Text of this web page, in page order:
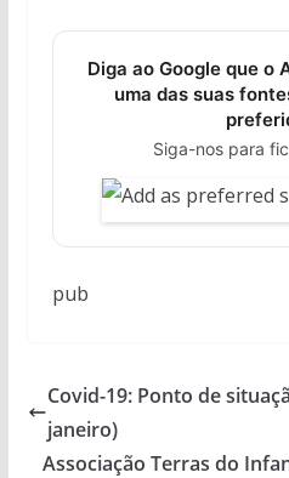
Diga ao Google que o
uma das suas
Siga-nos para
pub
Covid-19: Ponto de
janeiro)
Associação Terras do